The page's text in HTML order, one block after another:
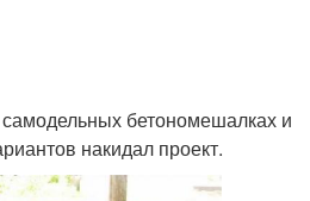
бетономешалках и
накидал проект.